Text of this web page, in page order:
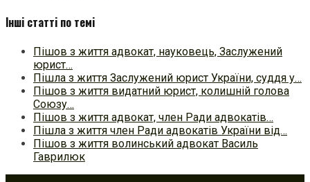
Інші статті по темі
Пішов з життя адвокат, науковець, Заслужений
юрист…
Пішла з життя Заслужений юрист України, суддя у…
Пішов з життя видатний юрист, колишній голова
Союзу…
Пішов з життя адвокат, член Ради адвокатів…
Пішла з життя член Ради адвокатів України від…
Пішов з життя волинський адвокат Василь
Гаврилюк